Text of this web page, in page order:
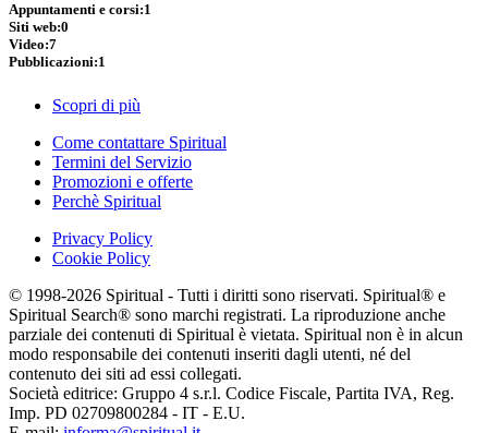
Appuntamenti e corsi:1
Siti web:0
Video:7
Pubblicazioni:1
Scopri di più
Come contattare Spiritual
Termini del Servizio
Promozioni e offerte
Perchè Spiritual
Privacy Policy
Cookie Policy
© 1998-2026 Spiritual - Tutti i diritti sono riservati. Spiritual® e
Spiritual Search® sono marchi registrati. La riproduzione anche
parziale dei contenuti di Spiritual è vietata. Spiritual non è in alcun
modo responsabile dei contenuti inseriti dagli utenti, né del
contenuto dei siti ad essi collegati.
Società editrice: Gruppo 4 s.r.l. Codice Fiscale, Partita IVA, Reg.
Imp. PD 02709800284 - IT - E.U.